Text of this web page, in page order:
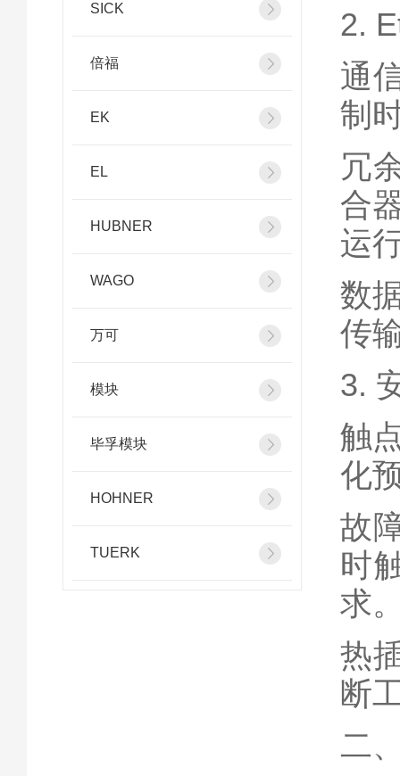
SICK
倍福
EK
EL
HUBNER
WAGO
万可
模块
毕孚模块
HOHNER
TUERK
2.
通
制
冗
合
运
数
传
3.
触
化
故
时
求
热
断
二